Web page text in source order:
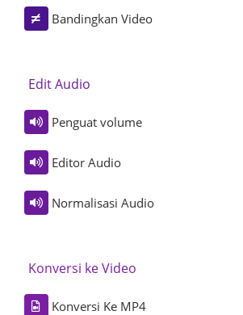
Bandingkan Video
Edit Audio
Penguat volume
Editor Audio
Normalisasi Audio
Konversi ke Video
Konversi Ke MP4